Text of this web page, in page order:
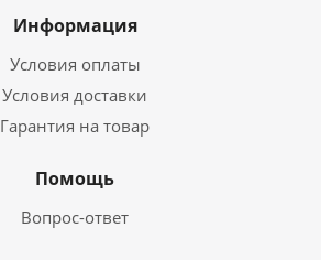
Информация
Условия оплаты
Условия доставки
Гарантия на товар
Помощь
Вопрос-ответ